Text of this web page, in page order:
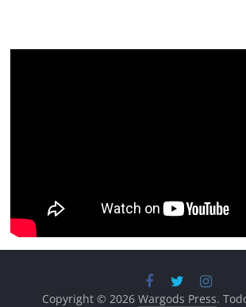
Copyright © 2026 Wargods Press.